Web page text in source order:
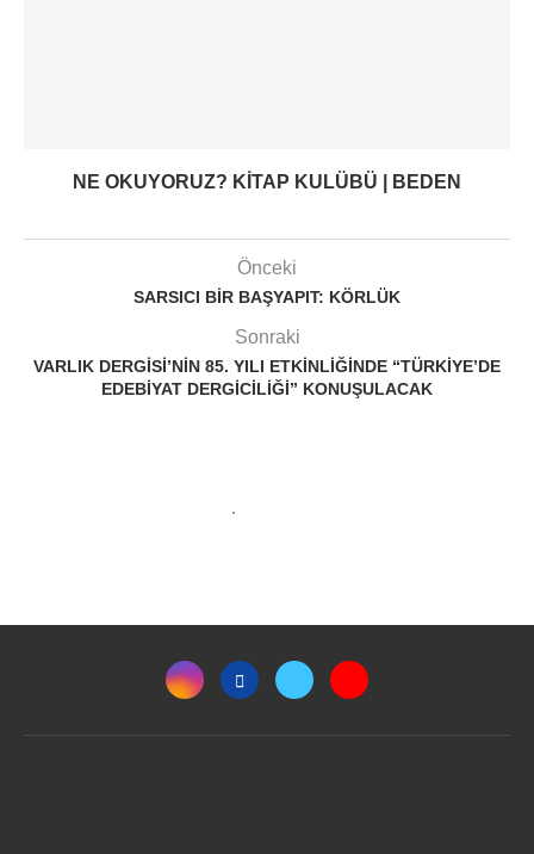
NE OKUYORUZ? KITAP KULÜBÜ | BEDEN
Önceki
SARSICI BIR BAŞYAPIT: KÖRLÜK
Sonraki
VARLIK DERGISI’NIN 85. YILI ETKINLIĞINDE “TÜRKIYE’DE
EDEBIYAT DERGICILIĞI” KONUŞULACAK